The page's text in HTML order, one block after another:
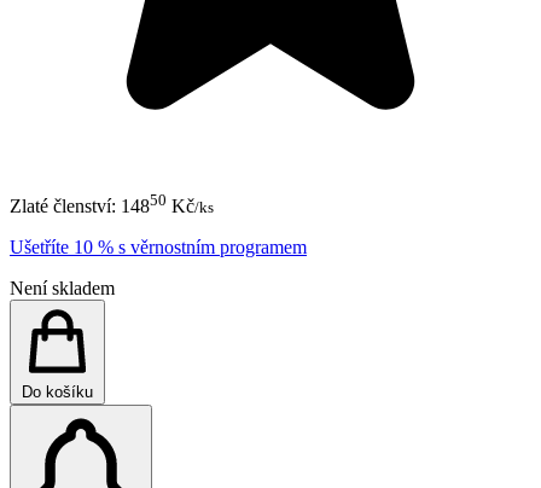
Zlaté členství: 14850 Kč/ks
Ušetříte 10 % s věrnostním programem
Není skladem
Do košíku